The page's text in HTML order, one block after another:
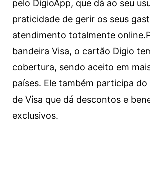
pelo DigioApp, que dá ao seu
praticidade de gerir os seus
atendimento totalmente online.
bandeira Visa, o cartão Digio
cobertura, sendo aceito em
países. Ele também participa
de Visa que dá descontos e
exclusivos.